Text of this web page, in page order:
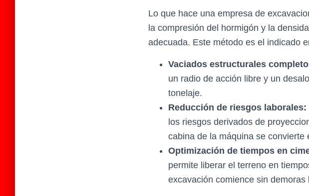
Lo que hace una empresa de
la compresión del hormigón y la
adecuada. Este método es el indicado
Vaciados estructurales
un radio de acción libre y un
tonelaje.
Reducción de riesgos laborales:
los riesgos derivados de
cabina de la máquina se convierte
Optimización de tiempos en
permite liberar el terreno en
excavación comience sin demoras